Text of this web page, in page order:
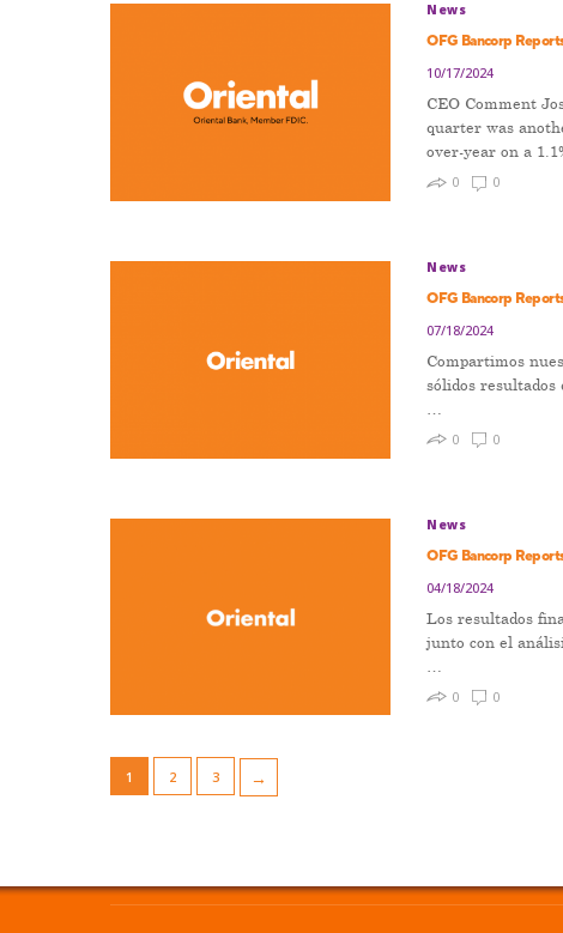
News
OFG Bancorp
10/17/2024
CEO Comment
quarter was
over-year on a
0 0
News
OFG Bancorp
07/18/2024
Compartimos
sólidos resultados
0 0
News
OFG Bancorp
04/18/2024
Los resultados
junto con el
0 0
1 2 3 →